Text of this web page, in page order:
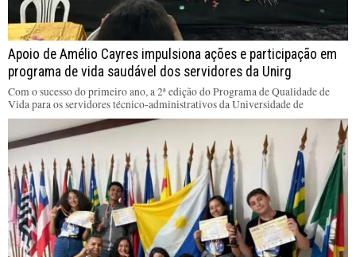
Apoio de Amélio Cayres impulsiona ações e participação em
programa de vida saudável dos servidores da Unirg
Com o sucesso do primeiro ano, a 2ª edição do Programa de Qualidade de
Vida para os servidores técnico-administrativos da Universidade de